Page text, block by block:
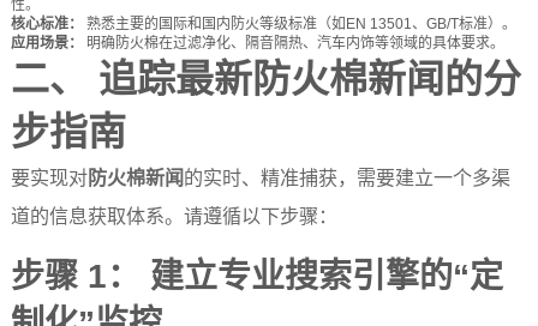
性。
核心标准：
熟悉主要的国际和国内防火等级标准（如EN 13501、GB/T标准）。
应用场景：
明确防火棉在过滤净化、隔音隔热、汽车内饰等领域的具体要求。
二、 追踪最新防火棉新闻的分
步指南
要实现对防火棉新闻的实时、精准捕获，需要建立一个多渠
道的信息获取体系。请遵循以下步骤：
步骤 1： 建立专业搜索引擎的“定